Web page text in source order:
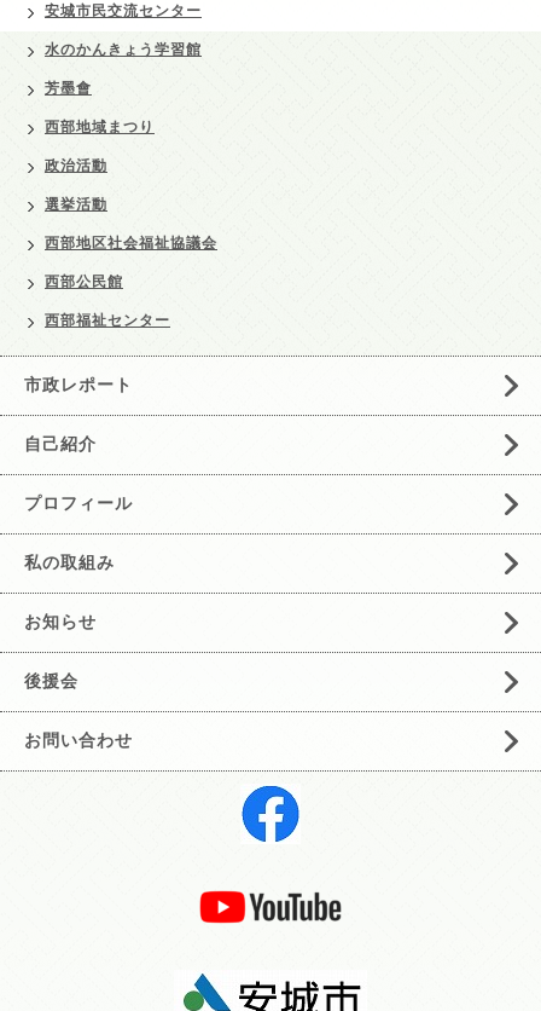
安城市民交流センター
水のかんきょう学習館
芳墨會
西部地域まつり
政治活動
選挙活動
西部地区社会福祉協議会
西部公民館
西部福祉センター
市政レポート
自己紹介
プロフィール
私の取組み
お知らせ
後援会
お問い合わせ